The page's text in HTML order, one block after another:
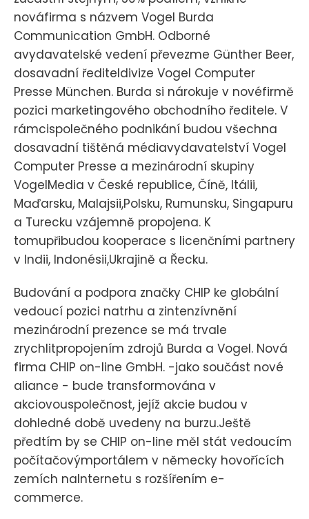
nováfirma s názvem Vogel Burda
Communication GmbH. Odborné
avydavatelské vedení převezme Günther Beer,
dosavadní řediteldivize Vogel Computer
Presse München. Burda si nárokuje v novéfirmě
pozici marketingového obchodního ředitele. V
rámcispolečného podnikání budou všechna
dosavadní tištěná médiavydavatelství Vogel
Computer Presse a mezinárodní skupiny
VogelMedia v České republice, Číně, Itálii,
Maďarsku, Malajsii,Polsku, Rumunsku, Singapuru
a Turecku vzájemně propojena. K
tomupřibudou kooperace s licenčními partnery
v Indii, Indonésii,Ukrajině a Řecku.
Budování a podpora značky CHIP ke globální
vedoucí pozici natrhu a zintenzívnění
mezinárodní prezence se má trvale
zrychlitpropojením zdrojů Burda a Vogel. Nová
firma CHIP on-line GmbH. -jako součást nové
aliance - bude transformována v
akciovouspolečnost, jejíž akcie budou v
dohledné době uvedeny na burzu.Ještě
předtím by se CHIP on-line měl stát vedoucím
počítačovýmportálem v německy hovořících
zemích naInternetu s rozšířením e-
commerce.